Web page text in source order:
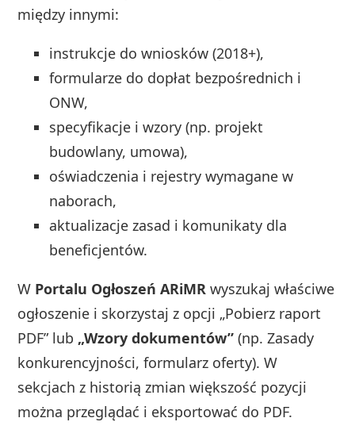
między innymi:
instrukcje do wniosków (2018+),
formularze do dopłat bezpośrednich i
ONW,
specyfikacje i wzory (np. projekt
budowlany, umowa),
oświadczenia i rejestry wymagane w
naborach,
aktualizacje zasad i komunikaty dla
beneficjentów.
W Portalu Ogłoszeń ARiMR wyszukaj właściwe
ogłoszenie i skorzystaj z opcji „Pobierz raport
PDF” lub „Wzory dokumentów” (np. Zasady
konkurencyjności, formularz oferty). W
sekcjach z historią zmian większość pozycji
można przeglądać i eksportować do PDF.